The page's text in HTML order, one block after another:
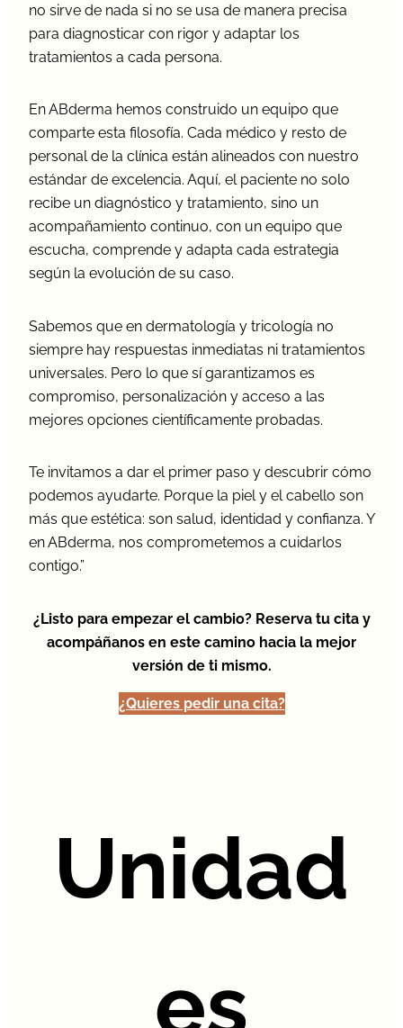
no sirve de nada si no se usa de manera precisa
para diagnosticar con rigor y adaptar los
tratamientos a cada persona.
En ABderma hemos construido un equipo que
comparte esta filosofía. Cada médico y resto de
personal de la clínica están alineados con nuestro
estándar de excelencia. Aquí, el paciente no solo
recibe un diagnóstico y tratamiento, sino un
acompañamiento continuo, con un equipo que
escucha, comprende y adapta cada estrategia
según la evolución de su caso.
Sabemos que en dermatología y tricología no
siempre hay respuestas inmediatas ni tratamientos
universales. Pero lo que sí garantizamos es
compromiso, personalización y acceso a las
mejores opciones científicamente probadas.
Te invitamos a dar el primer paso y descubrir cómo
podemos ayudarte. Porque la piel y el cabello son
más que estética: son salud, identidad y confianza. Y
en ABderma, nos comprometemos a cuidarlos
contigo.”
¿Listo para empezar el cambio? Reserva tu cita y
acompáñanos en este camino hacia la mejor
versión de ti mismo.
¿Quieres pedir una cita?
Unidad
es